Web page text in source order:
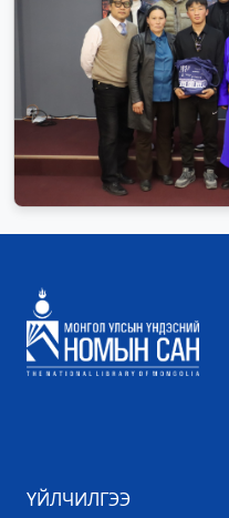
ҮЙЛЧИЛГЭЭ